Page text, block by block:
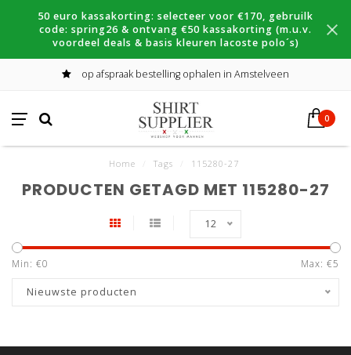
50 euro kassakorting: selecteer voor €170, gebruilk
code: spring26 & ontvang €50 kassakorting (m.u.v.
voordeel deals & basis kleuren lacoste polo´s)
op afspraak bestelling ophalen in Amstelveen
0
Home Tags 115280-27
PRODUCTEN GETAGD MET 115280-27
12
Min: €0 Max: €5
Nieuwste producten